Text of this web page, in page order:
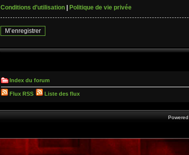
Conditions d’utilisation
Politique de vie privée
M’enregistrer
Index du forum
Flux RSS Liste des flux